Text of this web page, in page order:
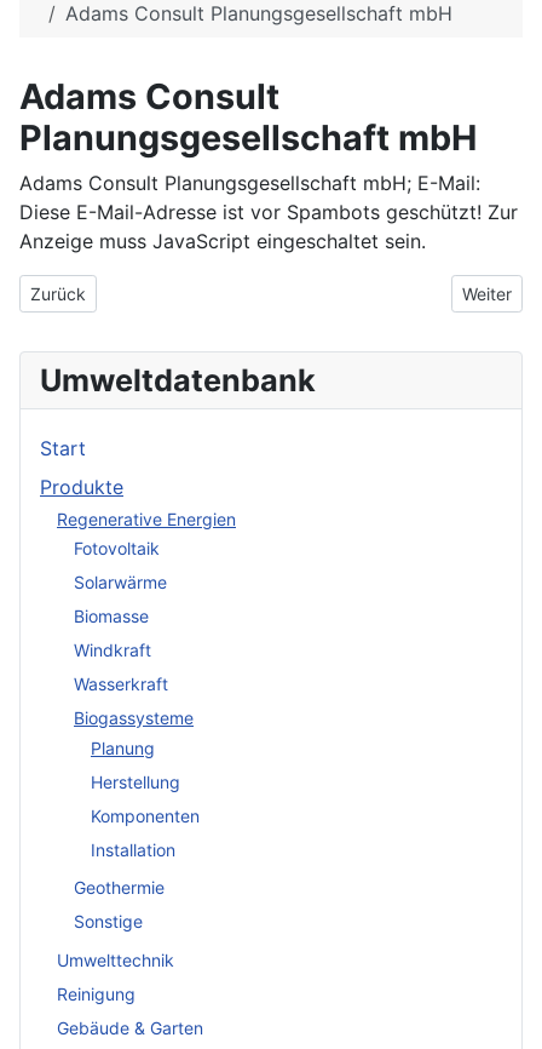
Adams Consult Planungsgesellschaft mbH
Adams Consult
Planungsgesellschaft mbH
Adams Consult Planungsgesellschaft mbH; E-Mail:
Diese E-Mail-Adresse ist vor Spambots geschützt! Zur
Anzeige muss JavaScript eingeschaltet sein.
Vorheriger Beitrag: Abfallwirtschaft und Umwelttechnik
Zurück Nächster
Weiter
Umweltdatenbank
Start
Produkte
Regenerative Energien
Fotovoltaik
Solarwärme
Biomasse
Windkraft
Wasserkraft
Biogassysteme
Planung
Herstellung
Komponenten
Installation
Geothermie
Sonstige
Umwelttechnik
Reinigung
Gebäude & Garten